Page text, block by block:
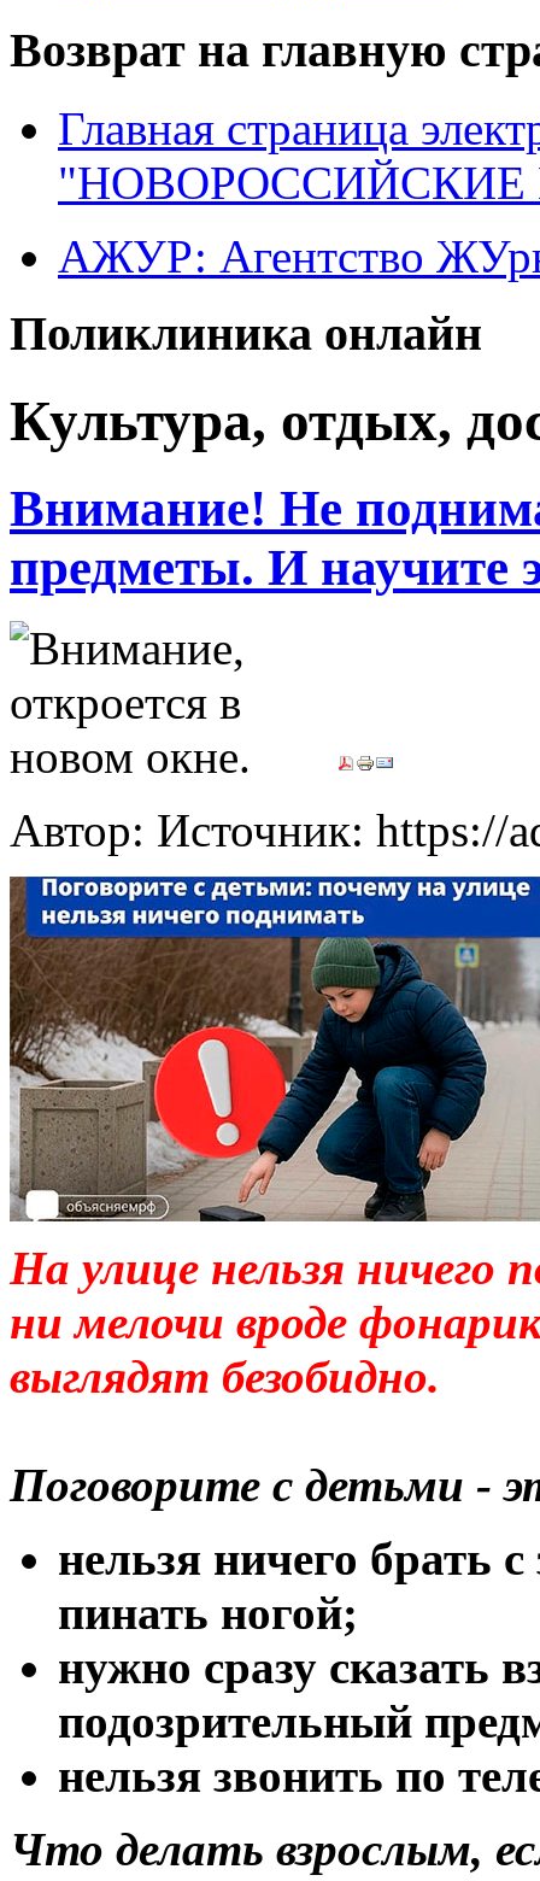
Возврат на главную
Главная страница
"НОВОРОССИЙСКИЕ
АЖУР: Агентство
Поликлиника онлайн
Культура, отдых,
Внимание! Не
предметы. И научите
Автор: Источник: https://
На улице нельзя ничего
ни мелочи вроде
выглядят безобидно.
Поговорите с детьми -
нельзя ничего брать
пинать ногой;
нужно сразу сказать
подозрительный
нельзя звонить по
Что делать взрослым,